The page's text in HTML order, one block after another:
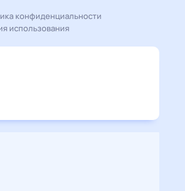
конфиденциальности
использования